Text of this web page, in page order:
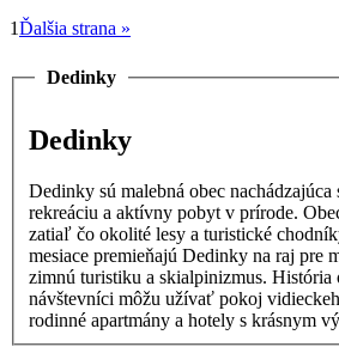
1Ďalšia strana »
Dedinky
Dedinky
Dedinky sú malebná obec
rekreáciu a aktívny pobyt v prírode. Obec je obľúbenou destináciou pre turistov počas celého roka. V letných mesiacoch si návštevníci môžu vychutnať kúpanie, člnkovanie a rybolov na hladine priehrady,
zatiaľ čo okolité lesy a turistické
mesiace premieňajú Dedinky na raj pre
zimnú turistiku a skialpinizmus. História obce siaha do 18. storočia a jej rozvoj bol úzko spätý s ťažbou dreva a sklárskym priemyslom. Dnes sú Dedinky vyhľadávaným turistickým centrom, kde si
návštevníci môžu užívať pokoj vidieckeho prostredia v kombinácii s